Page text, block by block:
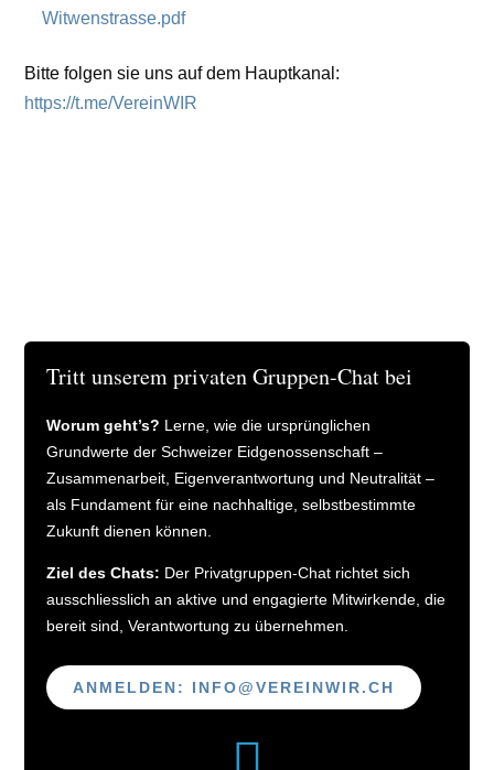
Witwenstrasse.pdf
Bitte folgen sie uns auf dem Hauptkanal:
https://t.me/VereinWIR
Tritt unserem privaten Gruppen-Chat bei
Worum geht’s? Lerne, wie die ursprünglichen
Grundwerte der Schweizer Eidgenossenschaft –
Zusammenarbeit, Eigenverantwortung und Neutralität –
als Fundament für eine nachhaltige, selbstbestimmte
Zukunft dienen können.
Ziel des Chats: Der Privatgruppen-Chat richtet sich
ausschliesslich an aktive und engagierte Mitwirkende, die
bereit sind, Verantwortung zu übernehmen.
ANMELDEN: INFO@VEREINWIR.CH